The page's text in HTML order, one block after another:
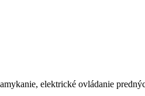
elektrické ovládanie